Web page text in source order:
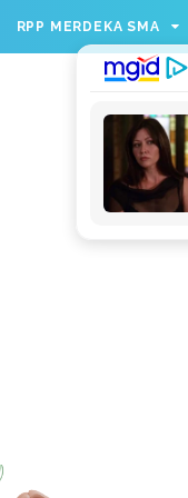
[336, 280],
RPP MERDEKA SMA